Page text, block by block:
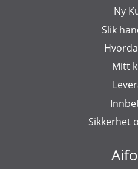
Ny
Slik
Mitt
Sikkerhet